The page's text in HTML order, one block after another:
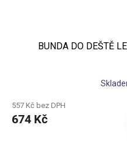
BUNDA DO DEŠTĚ
557 Kč bez DPH
674 Kč